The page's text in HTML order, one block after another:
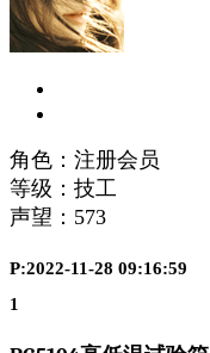
角色：注册会员
等级：技工
声望： 573
P:2022-11-28 09:16:59
1